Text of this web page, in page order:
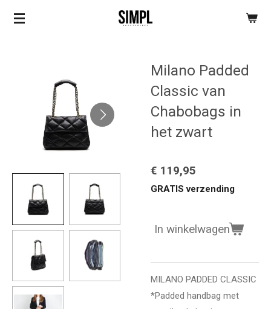
Ga
hoofdinhoud
Milano Padded
Classic van
Chabobags in
het zwart
€ 119,95
GRATIS verzending
In winkelwagen
MILANO PADDED CLASSIC
*Padded handbag met